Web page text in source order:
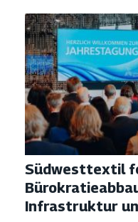
Südwesttextil
Infrastruktur